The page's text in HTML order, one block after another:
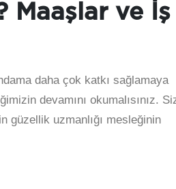
Maaşlar ve İş
daha çok katkı sağlamaya
devamını okumalısınız.
güzellik uzmanlığı mesleğinin